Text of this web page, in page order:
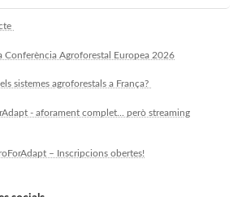
Conferència Agroforestal Europea 2026
sistemes agroforestals a França?
- aforament complet... però streaming
– Inscripcions obertes!